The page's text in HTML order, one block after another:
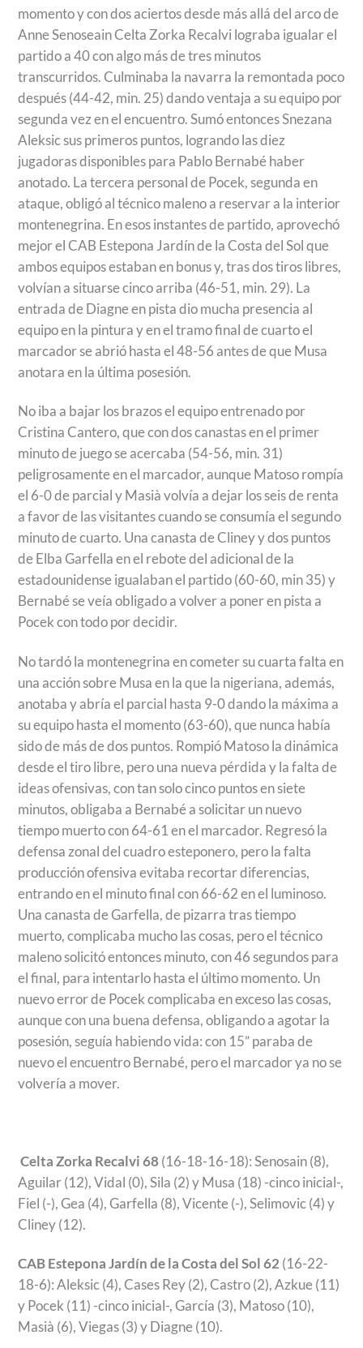
momento y con dos aciertos desde más allá del arco de
Anne Senoseain Celta Zorka Recalvi lograba igualar el
partido a 40 con algo más de tres minutos
transcurridos. Culminaba la navarra la remontada poco
después (44-42, min. 25) dando ventaja a su equipo por
segunda vez en el encuentro. Sumó entonces Snezana
Aleksic sus primeros puntos, logrando las diez
jugadoras disponibles para Pablo Bernabé haber
anotado. La tercera personal de Pocek, segunda en
ataque, obligó al técnico maleno a reservar a la interior
montenegrina. En esos instantes de partido, aprovechó
mejor el CAB Estepona Jardín de la Costa del Sol que
ambos equipos estaban en bonus y, tras dos tiros libres,
volvían a situarse cinco arriba (46-51, min. 29). La
entrada de Diagne en pista dio mucha presencia al
equipo en la pintura y en el tramo final de cuarto el
marcador se abrió hasta el 48-56 antes de que Musa
anotara en la última posesión.
No iba a bajar los brazos el equipo entrenado por
Cristina Cantero, que con dos canastas en el primer
minuto de juego se acercaba (54-56, min. 31)
peligrosamente en el marcador, aunque Matoso rompía
el 6-0 de parcial y Masià volvía a dejar los seis de renta
a favor de las visitantes cuando se consumía el segundo
minuto de cuarto. Una canasta de Cliney y dos puntos
de Elba Garfella en el rebote del adicional de la
estadounidense igualaban el partido (60-60, min 35) y
Bernabé se veía obligado a volver a poner en pista a
Pocek con todo por decidir.
No tardó la montenegrina en cometer su cuarta falta en
una acción sobre Musa en la que la nigeriana, además,
anotaba y abría el parcial hasta 9-0 dando la máxima a
su equipo hasta el momento (63-60), que nunca había
sido de más de dos puntos. Rompió Matoso la dinámica
desde el tiro libre, pero una nueva pérdida y la falta de
ideas ofensivas, con tan solo cinco puntos en siete
minutos, obligaba a Bernabé a solicitar un nuevo
tiempo muerto con 64-61 en el marcador. Regresó la
defensa zonal del cuadro esteponero, pero la falta
producción ofensiva evitaba recortar diferencias,
entrando en el minuto final con 66-62 en el luminoso.
Una canasta de Garfella, de pizarra tras tiempo
muerto, complicaba mucho las cosas, pero el técnico
maleno solicitó entonces minuto, con 46 segundos para
el final, para intentarlo hasta el último momento. Un
nuevo error de Pocek complicaba en exceso las cosas,
aunque con una buena defensa, obligando a agotar la
posesión, seguía habiendo vida: con 15” paraba de
nuevo el encuentro Bernabé, pero el marcador ya no se
volvería a mover.
Celta Zorka Recalvi 68 (16-18-16-18): Senosain (8),
Aguilar (12), Vidal (0), Sila (2) y Musa (18) -cinco inicial-,
Fiel (-), Gea (4), Garfella (8), Vicente (-), Selimovic (4) y
Cliney (12).
CAB Estepona Jardín de la Costa del Sol 62 (16-22-
18-6): Aleksic (4), Cases Rey (2), Castro (2), Azkue (11)
y Pocek (11) -cinco inicial-, García (3), Matoso (10),
Masià (6), Viegas (3) y Diagne (10).